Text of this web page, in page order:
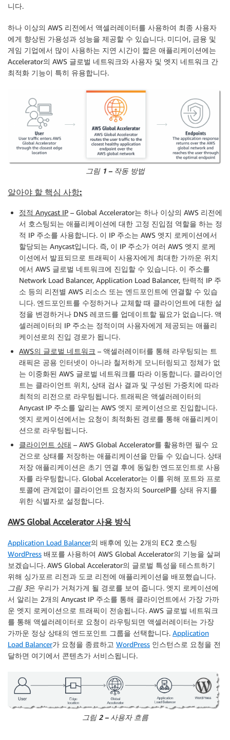
니다.
하나 이상의 AWS 리전에서 액셀러레이터를 사용하여 최종 사용자
에게 향상된 가용성과 성능을 제공할 수 있습니다. 미디어, 금융 및
게임 기업에서 많이 사용하는 지연 시간이 짧은 애플리케이션에는
Accelerator의 AWS 글로벌 네트워크와 사용자 및 엣지 네트워크 간
최적화 기능이 특히 유용합니다.
그림 1 – 작동 방법
알아야 할 핵심 사항:
정적 Anycast IP – Global Accelerator는 하나 이상의 AWS 리전에
서 호스팅되는 애플리케이션에 대한 고정 진입점 역할을 하는 정
적 IP 주소를 사용합니다. 이 IP 주소는 AWS 엣지 로케이션에서
할당되는 Anycast입니다. 즉, 이 IP 주소가 여러 AWS 엣지 로케
이션에서 발표되므로 트래픽이 사용자에게 최대한 가까운 위치
에서 AWS 글로벌 네트워크에 진입할 수 있습니다. 이 주소를
Network Load Balancer, Application Load Balancer, 탄력적 IP 주
소 등의 리전별 AWS 리소스 또는 엔드포인트에 연결할 수 있습
니다. 엔드포인트를 수정하거나 교체할 때 클라이언트에 대한 설
정을 변경하거나 DNS 레코드를 업데이트할 필요가 없습니다. 액
셀러레이터의 IP 주소는 정적이며 사용자에게 제공되는 애플리
케이션로의 진입 경로가 됩니다.
AWS의 글로벌 네트워크 – 액셀러레이터를 통해 라우팅되는 트
래픽은 공용 인터넷이 아니라 철저하게 모니터링되고 정체가 없
는 이중화된 AWS 글로벌 네트워크를 따라 이동합니다. 클라이언
트는 클라이언트 위치, 상태 검사 결과 및 구성된 가중치에 따라
최적의 리전으로 라우팅됩니다. 트래픽은 액셀러레이터의
Anycast IP 주소를 알리는 AWS 엣지 로케이션으로 진입합니다.
엣지 로케이션에서는 요청이 최적화된 경로를 통해 애플리케이
션으로 라우팅됩니다.
클라이언트 상태 – AWS Global Accelerator를 활용하면 필수 요
건으로 상태를 저장하는 애플리케이션을 만들 수 있습니다. 상태
저장 애플리케이션은 초기 연결 후에 동일한 엔드포인트로 사용
자를 라우팅합니다. Global Accelerator는 이를 위해 포트와 프로
토콜에 관계없이 클라이언트 요청자의 SourceIP를 상태 유지를
위한 식별자로 설정합니다.
AWS Global Accelerator 사용 방식
Application Load Balancer의 배후에 있는 2개의 EC2 호스팅
WordPress 배포를 사용하여 AWS Global Accelerator의 기능을 살펴
보겠습니다. AWS Global Accelerator의 글로벌 특성을 테스트하기
위해 싱가포르 리전과 도쿄 리전에 애플리케이션을 배포했습니다.
그림 3은 우리가 거쳐가게 될 경로를 보여 줍니다. 엣지 로케이션에
서 알리는 2개의 Anycast IP 주소를 통해 클라이언트에서 가장 가까
운 엣지 로케이션으로 트래픽이 전송됩니다. AWS 글로벌 네트워크
를 통해 액셀러레이터로 요청이 라우팅되면 액셀러레이터는 가장
가까운 정상 상태의 엔드포인트 그룹을 선택합니다. Application
Load Balancer가 요청을 종료하고 WordPress 인스턴스로 요청을 전
달하면 여기에서 콘텐츠가 서비스됩니다.
그림 2 – 사용자 흐름